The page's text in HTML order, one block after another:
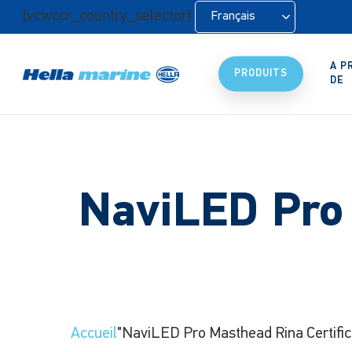
Retour[vcwccr_country_selector] Français
PRODUITS
A
DE
NaviLED
Accueil"NaviLED Pro Masthead Rina